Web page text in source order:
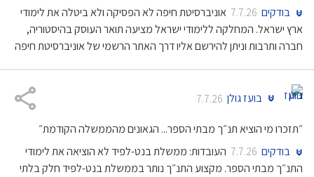
בודקים 7.7.26 אוניברסיטת חיפה לא הפסיקה ולא ביטלה את לימודי
ארץ ישראל. המחלקה ללימודי ישראל מציעה תואר העוסק בהיסטוריה,
חברה ותרבות וניתן להירשם אליו דרך האתר הרשמי של אוניברסיטת חיפה
בועז גולן 7.7.26
״תזכרו מי הוציא תנ״ך מבתי הספר... הגאונים מהממשלה הקודמת״
בודקים 7.7.26 העובדות: ממשלת בנט-לפיד לא הוציאה את לימודי
התנ״ך מבתי הספר. מקצוע התנ״ך נותר בממשלת בנט-לפיד חלק בלתי